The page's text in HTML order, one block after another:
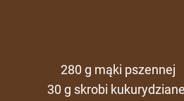
280 g mąki pszennej
30 g skrobi